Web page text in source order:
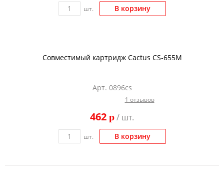
шт. В корзину
Совместимый картридж Cactus CS-655M
Арт. 0896cs
1 отзывов
462 p/ шт.
шт. В корзину